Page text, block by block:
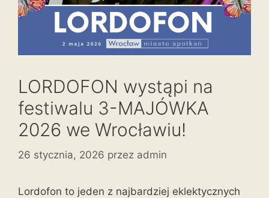
LORDOFON wystąpi na
festiwalu 3-MAJÓWKA
2026 we Wrocławiu!
26 stycznia, 2026 przez admin
Lordofon to jeden z najbardziej eklektycznych